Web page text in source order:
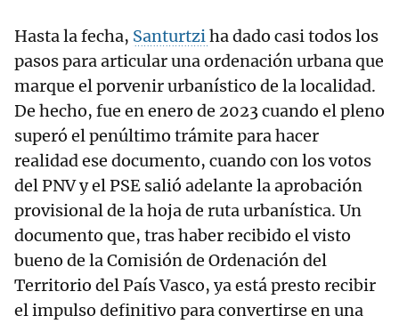
Hasta la fecha, Santurtziha dado casi todos los
pasos para articular una ordenación urbana que
marque el porvenir urbanístico de la localidad.
De hecho, fue en enero de 2023 cuando el pleno
superó el penúltimo trámite para hacer
realidad ese documento, cuando con los votos
del PNV y el PSE salió adelante la aprobación
provisional de la hoja de ruta urbanística. Un
documento que, tras haber recibido el visto
bueno de la Comisión de Ordenación del
Territorio del País Vasco, ya está presto recibir
el impulso definitivo para convertirse en una